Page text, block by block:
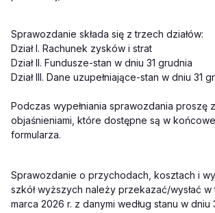
Sprawozdanie składa się z trzech działów:
Dział I. Rachunek zysków i strat
Dział II. Fundusze-stan w dniu 31 grudnia
Dział III. Dane uzupełniające-stan w dniu 31
Podczas wypełniania sprawozdania proszę
objaśnieniami, które dostępne są w
formularza.
Sprawozdanie o przychodach, kosztach i
szkół wyższych należy przekazać/wysłać w
marca 2026 r. z danymi według stanu w dniu